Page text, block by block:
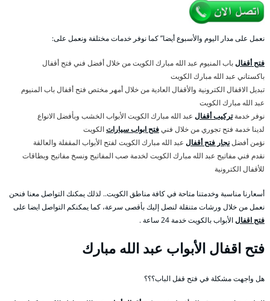
نعمل على مدار اليوم والأسبوع أيضا” كما نوفر خدمات مختلفة ونعمل على:
فتح أقفالباب المنيوم عبد الله مبارك الكويت من خلال أفضل فني فتح أقفال
باكستاني عبد الله مبارك الكويت
تبديل الاقفال الكترونية والأقفال العادية من خلال أمهر مختص فتح أقفال باب المنيوم
عبد الله مبارك الكويت
نوفر خدمةتركيب أقفال عبد الله مبارك الكويت الأبواب الخشب وبأفضل الانواع
لدينا خدمة فتح تجوري من خلال فنيفتح ابواب سياراتالكويت
نؤمن أفضلنجار فتح أقفال عبد الله مبارك الكويت لفتح الأبواب المقفلة والعالقة
نقدم فني مفاتيح عبد الله مبارك الكويت لخدمة صب المفاتيح ونسخ مفاتيح وبطاقات
للأقفال الكترونية
أسعارنا مناسبة وخدمتنا متاحة في كافة مناطق الكويت.. لذلك يمكنك التواصل معنا فنحن
نعمل من خلال ورشات متنقلة لنصل إليك بأقصى سرعة، كما يمكنكم التواصل ايضا على
فتح اقفالالأبواب بالكويت خدمة 24 ساعة .
فتح اقفال الأبواب عبد الله مبارك
هل واجهت مشكلة في فتح قفل الباب؟؟؟